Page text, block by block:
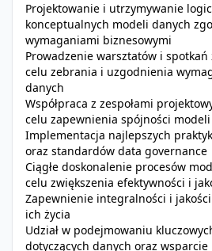
Projektowanie i utrzymywanie
konceptualnych modeli danych
wymaganiami biznesowymi
Prowadzenie warsztatów i
celu zebrania i uzgodnienia
danych
Współpraca z zespołami
celu zapewnienia spójności
Implementacja najlepszych
oraz standardów data governance
Ciągłe doskonalenie procesów
celu zwiększenia efektywności i
Zapewnienie integralności i
ich życia
Udział w podejmowaniu
dotyczących danych oraz